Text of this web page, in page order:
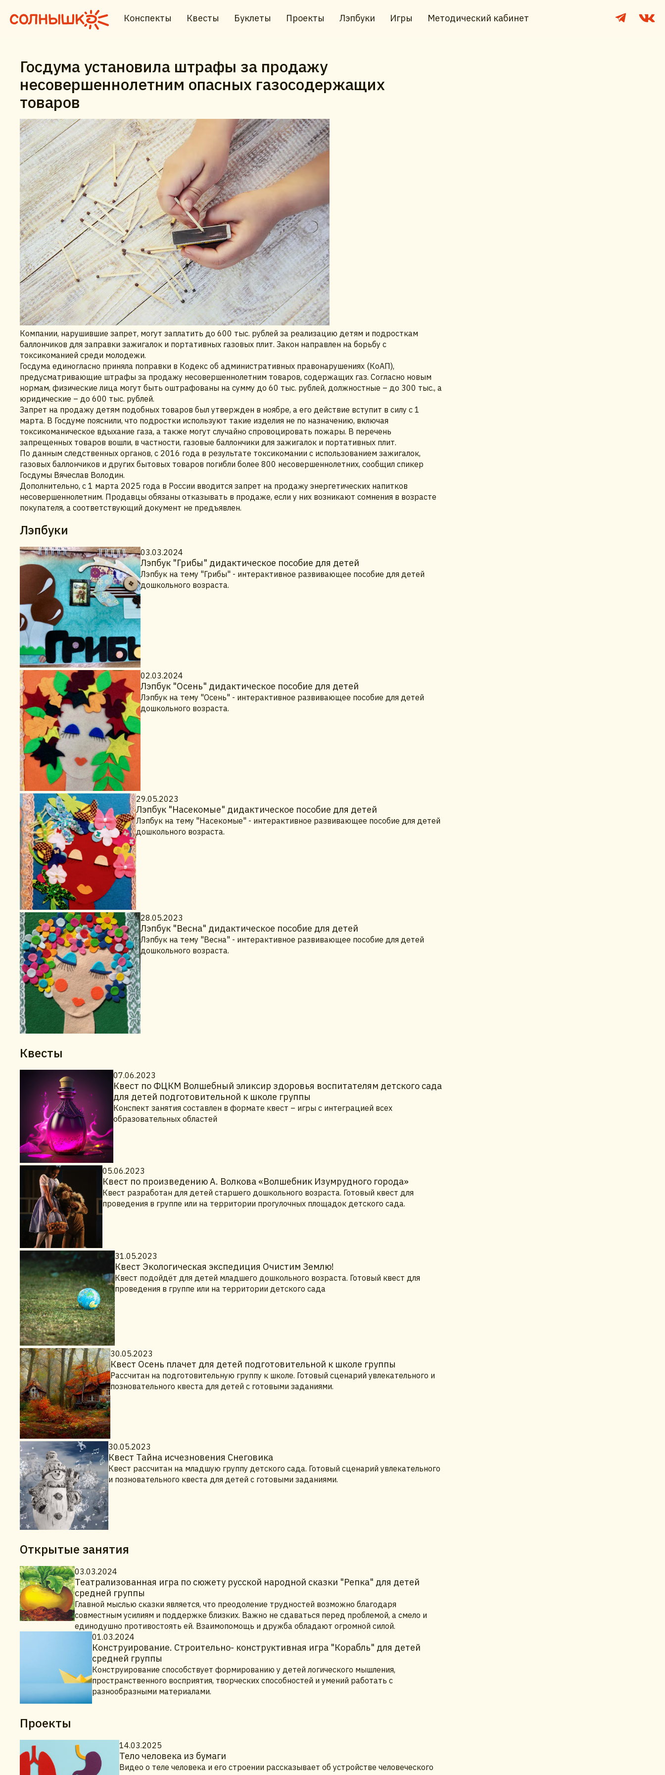
Конспекты Квесты Буклеты Проекты Лэпбуки Игры Методический кабинет
Госдума установила штрафы за продажу
несовершеннолетним опасных газосодержащих
товаров
Компании, нарушившие запрет, могут заплатить до 600 тыс. рублей за реализацию детям и подросткам
баллончиков для заправки зажигалок и портативных газовых плит. Закон направлен на борьбу с
токсикоманией среди молодежи.
Госдума единогласно приняла поправки в Кодекс об административных правонарушениях (КоАП),
предусматривающие штрафы за продажу несовершеннолетним товаров, содержащих газ. Согласно новым
нормам, физические лица могут быть оштрафованы на сумму до 60 тыс. рублей, должностные – до 300 тыс., а
юридические – до 600 тыс. рублей.
Запрет на продажу детям подобных товаров был утвержден в ноябре, а его действие вступит в силу с 1
марта. В Госдуме пояснили, что подростки используют такие изделия не по назначению, включая
токсикоманическое вдыхание газа, а также могут случайно спровоцировать пожары. В перечень
запрещенных товаров вошли, в частности, газовые баллончики для зажигалок и портативных плит.
По данным следственных органов, с 2016 года в результате токсикомании с использованием зажигалок,
газовых баллончиков и других бытовых товаров погибли более 800 несовершеннолетних, сообщил спикер
Госдумы Вячеслав Володин.
Дополнительно, с 1 марта 2025 года в России вводится запрет на продажу энергетических напитков
несовершеннолетним. Продавцы обязаны отказывать в продаже, если у них возникают сомнения в возрасте
покупателя, а соответствующий документ не предъявлен.
Лэпбуки
03.03.2024
Лэпбук "Грибы" дидактическое пособие для детей
Лэпбук на тему "Грибы" - интерактивное развивающее пособие для детей
дошкольного возраста.
02.03.2024
Лэпбук "Осень" дидактическое пособие для детей
Лэпбук на тему "Осень" - интерактивное развивающее пособие для детей
дошкольного возраста.
29.05.2023
Лэпбук "Насекомые" дидактическое пособие для детей
Лэпбук на тему "Насекомые" - интерактивное развивающее пособие для детей
дошкольного возраста.
28.05.2023
Лэпбук "Весна" дидактическое пособие для детей
Лэпбук на тему "Весна" - интерактивное развивающее пособие для детей
дошкольного возраста.
Квесты
07.06.2023
Квест по ФЦКМ Волшебный эликсир здоровья воспитателям детского сада
для детей подготовительной к школе группы
Конспект занятия составлен в формате квест – игры с интеграцией всех
образовательных областей
05.06.2023
Квест по произведению А. Волкова «Волшебник Изумрудного города»
Квест разработан для детей старшего дошкольного возраста. Готовый квест для
проведения в группе или на территории прогулочных площадок детского сада.
31.05.2023
Квест Экологическая экспедиция Очистим Землю!
Квест подойдёт для детей младшего дошкольного возраста. Готовый квест для
проведения в группе или на территории детского сада
30.05.2023
Квест Осень плачет для детей подготовительной к школе группы
Рассчитан на подготовительную группу к школе. Готовый сценарий увлекательного и
позновательного квеста для детей с готовыми заданиями.
30.05.2023
Квест Тайна исчезновения Снеговика
Квест рассчитан на младшую группу детского сада. Готовый сценарий увлекательного
и позновательного квеста для детей с готовыми заданиями.
Открытые занятия
03.03.2024
Театрализованная игра по сюжету русской народной сказки "Репка" для детей
средней группы
Главной мыслью сказки является, что преодоление трудностей возможно благодаря
совместным усилиям и поддержке близких. Важно не сдаваться перед проблемой, а смело и
единодушно противостоять ей. Взаимопомощь и дружба обладают огромной силой.
01.03.2024
Конструирование. Строительно- конструктивная игра "Корабль" для детей
средней группы
Конструирование способствует формированию у детей логического мышления,
пространственного восприятия, творческих способностей и умений работать с
разнообразными материалами.
Проекты
14.03.2025
Тело человека из бумаги
Видео о теле человека и его строении рассказывает об устройстве человеческого